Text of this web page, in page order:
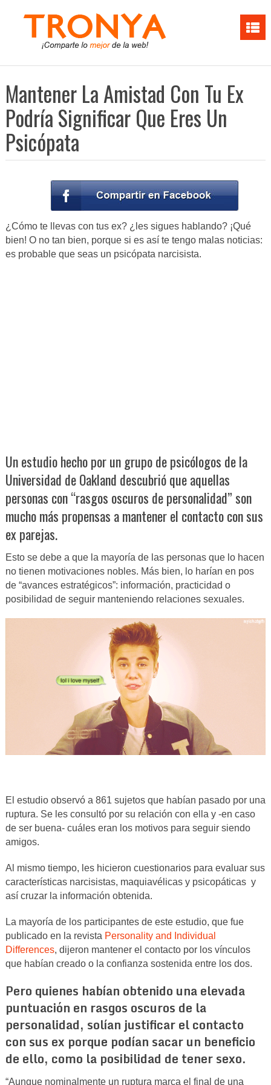
Mantener La Amistad Con Tu Ex
Podría Significar Que Eres Un
Psicópata
¿Cómo te llevas con tus ex? ¿les sigues hablando? ¡Qué
bien! O no tan bien, porque si es así te tengo malas noticias:
es probable que seas un psicópata narcisista.
Un estudio hecho por un grupo de psicólogos de la
Universidad de Oakland descubrió que aquellas
personas con “rasgos oscuros de personalidad” son
mucho más propensas a mantener el contacto con sus
ex parejas.
Esto se debe a que la mayoría de las personas que lo hacen
no tienen motivaciones nobles. Más bien, lo harían en pos
de “avances estratégicos”: información, practicidad o
posibilidad de seguir manteniendo relaciones sexuales.
El estudio observó a 861 sujetos que habían pasado por una
ruptura. Se les consultó por su relación con ella y -en caso
de ser buena- cuáles eran los motivos para seguir siendo
amigos.
Al mismo tiempo, les hicieron cuestionarios para evaluar sus
características narcisistas, maquiavélicas y psicopáticas y
así cruzar la información obtenida.
La mayoría de los participantes de este estudio, que fue
publicado en la revista Personality and Individual
Differences, dijeron mantener el contacto por los vínculos
que habían creado o la confianza sostenida entre los dos.
Pero quienes habían obtenido una elevada
puntuación en rasgos oscuros de la
personalidad, solían justificar el contacto
con sus ex porque podían sacar un beneficio
de ello, como la posibilidad de tener sexo.
“Aunque nominalmente un ruptura marca el final de una